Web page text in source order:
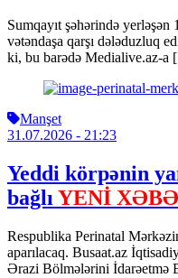
Sumqayıt şəhərində
vətəndaşa qarşı dələduzluq
ki, bu barədə Medialive.az-
Manşet
31.07.2026 - 21:23
Yeddi körpənin
bağlıYENİ
Respublika Perinatal
aparılacaq. Busaat.az
Ərazi Bölmələrini